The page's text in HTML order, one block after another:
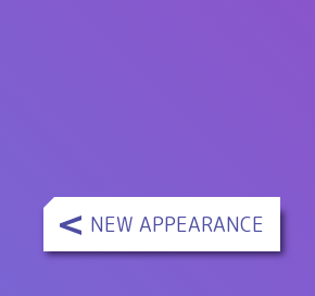
NEW APPEARANCE